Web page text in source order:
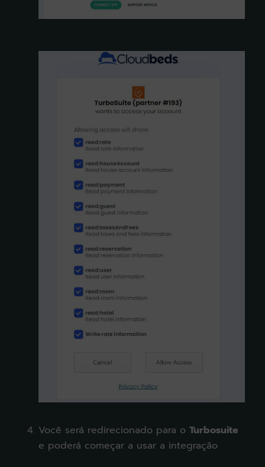
Você será redirecionado para o Turbosuite
e poderá começar a usar a integração